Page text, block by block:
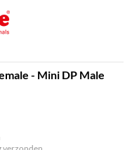
- Mini DP Male